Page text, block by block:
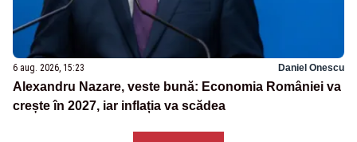
6 aug. 2026, 15:23 Daniel Onescu
Alexandru Nazare, veste bună: Economia României va
crește în 2027, iar inflația va scădea